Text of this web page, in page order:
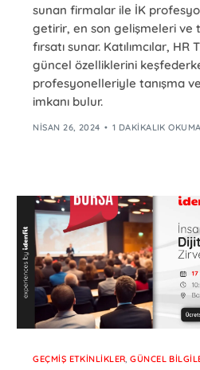
sunan firmalar ile İK
getirir, en son gelişmeleri ve
fırsatı sunar. Katılımcılar,
güncel özelliklerini
profesyonelleriyle tanışma
imkanı bulur.
NISAN 26, 2024 1 DAKIKALIK OKUMA
GEÇMIŞ ETKINLIKLER,GÜNCEL